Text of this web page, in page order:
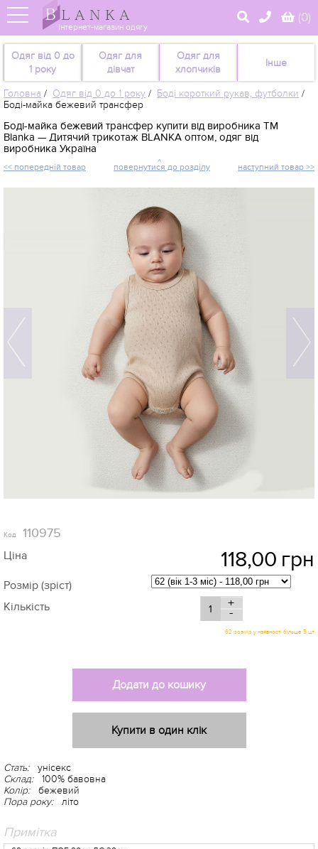
Інтернет-магазин одягу
(0)
Одяг від 0 до
1 року
Одяг для
дівчат
Одяг для
хлопчиків
Інше
Головна / Одяг від 0 до 1 року / Боді короткий рукав, футболки /
Боді-майка бежевий трансфер
Боді-майка бежевий трансфер купити від виробника TM
Blanka — Дитячий трикотаж BLANKA оптом, одяг від
виробника Україна
<< попередній товар наступний товар >>
повернутися до розділу
Код 110975
Ціна 118,00 грн
Розмір (зріст)
Кількість
+
-
Додати до кошику
Купити в один клік
Стать: унісекс
Склад: 100% бавовна
Колір: бежевий
Пора року: літо
Примітка